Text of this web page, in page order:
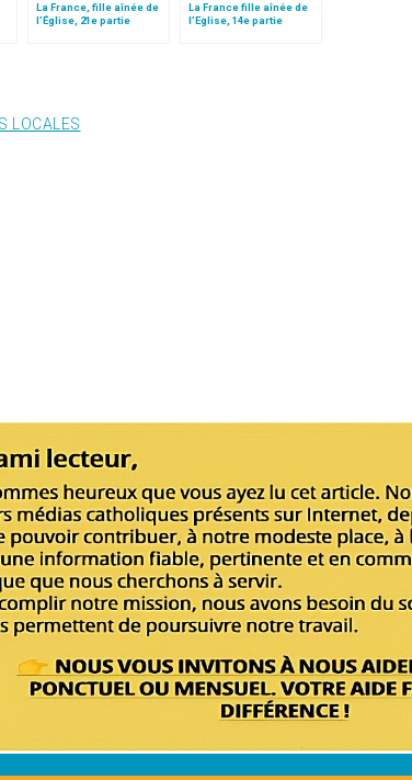
La France, fille aînée de
l’Église, 21e partie
La France fille aînée de
l’Eglise, 14e partie
LOCALES